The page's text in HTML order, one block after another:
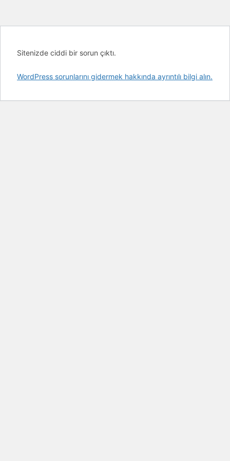
Sitenizde ciddi bir sorun çıktı.
WordPress sorunlarını gidermek hakkında ayrıntılı bilgi alın.